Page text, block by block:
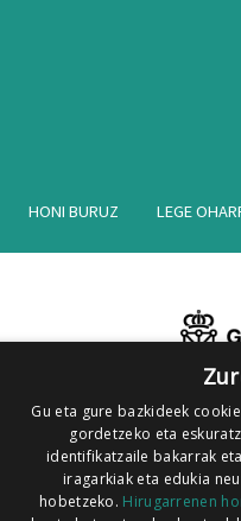
HONI BURUZ LEGE
Gu eta gure bazkideek
gordetzeko eta
identifikatzaile bakarrak
iragarkiak eta edukia
hobetzeko. Hirugarrenen